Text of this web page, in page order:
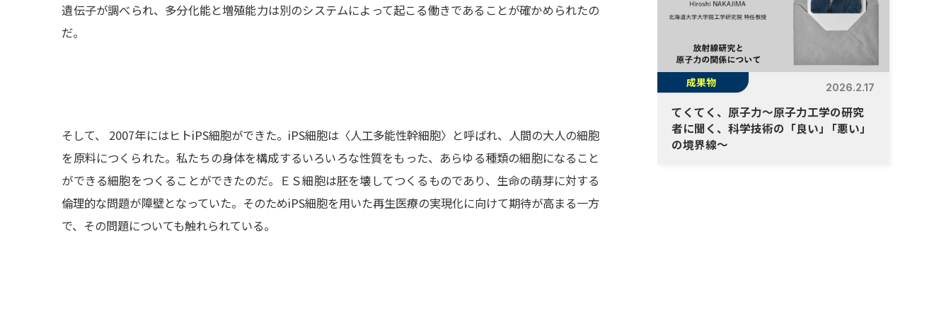
遺伝子が調べられ、多分化能と増殖能力は別のシステムによって起こる働きであることが確かめられたの
だ。
そして、 2007年にはヒトiPS細胞ができた。iPS細胞は〈人工多能性幹細胞〉と呼ばれ、人間の大人の細胞
を原料につくられた。私たちの身体を構成するいろいろな性質をもった、あらゆる種類の細胞になること
ができる細胞をつくることができたのだ。ＥＳ細胞は胚を壊してつくるものであり、生命の萌芽に対する
倫理的な問題が障壁となっていた。そのためiPS細胞を用いた再生医療の実現化に向けて期待が高まる一方
で、その問題についても触れられている。
成果物 2026.2.17
てくてく、原子力～原子力工学の研究
者に聞く、科学技術の「良い」
「悪い」
の境界線～